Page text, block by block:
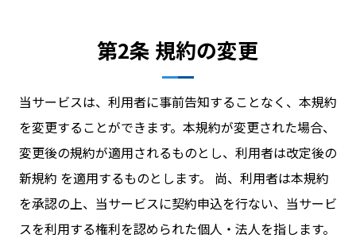
WiFiレンタルプランお申し込み
第2条 規約の変更
当サービスは、利用者に事前告知することなく、本規約
を変更することができます。本規約が変更された場合、
変更後の規約が適用されるものとし、利用者は改定後の
新規約 を適用するものとします。 尚、利用者は本規約
を承認の上、当サービスに契約申込を行ない、当サービ
スを利用する権利を認められた個人・法人を指します。